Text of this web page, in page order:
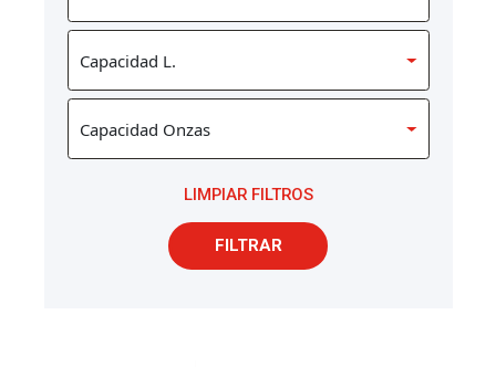
LIMPIAR FILTROS
FILTRAR